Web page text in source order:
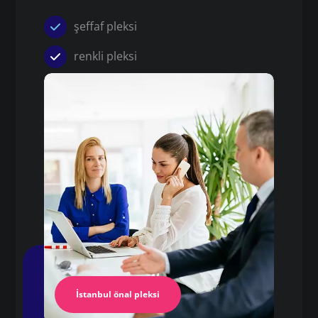
İstanbul önal pleksi
şeffaf pleksi
renkli pleksi
Pleksi Masa
İstanbul Pleksi